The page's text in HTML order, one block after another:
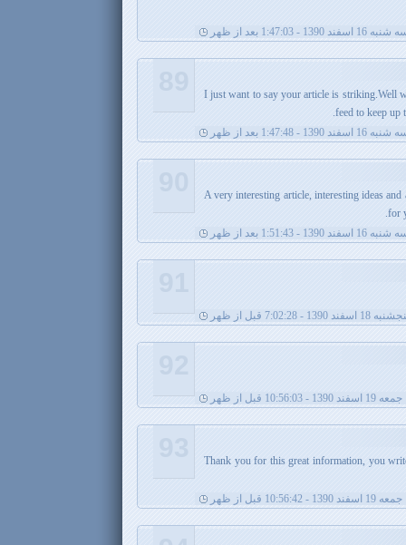
16 اسفند 1390 - 1:47:03 بعد از ظهر
I just want to say your article is striking.Well
feed to keep up
16 اسفند 1390 - 1:47:48 بعد از ظهر
A very interesting article, interesting ideas
for
16 اسفند 1390 - 1:51:43 بعد از ظهر
18 اسفند 1390 - 7:02:28 قبل از ظهر
جمعه 19 اسفند 1390 - 10:56:03 قبل از ظهر
Thank you for this great information, you
جمعه 19 اسفند 1390 - 10:56:42 قبل از ظهر